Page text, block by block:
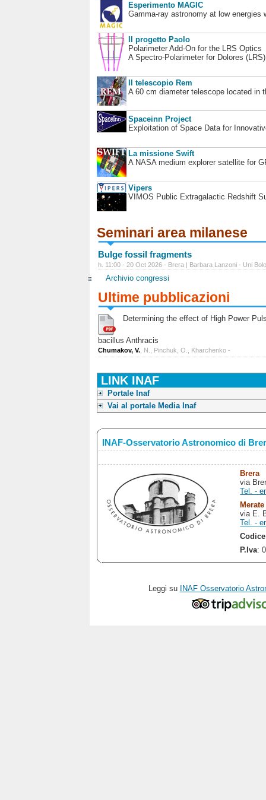
Esperimento MAGIC
Gamma-ray astronomy at low energies
Il progetto Paolo
Polarimeter Add-On for the LRS Optics
A Spectro-Polarimeter for Dolores
Il telescopio Rem
A 60 cm diameter telescope located in
Spaceinn Project
Exploitation of Space Data for
La missione Swift
A NASA medium explorer satellite for
Vipers
VIMOS Public Extragalactic Redshift
Seminari area milanese
Bulge fossil fragments
h. 11:00 - 20 Oct 2026 - Brera | Barbara Lanzoni - Uni
Archivio congressi
Ultime pubblicazioni
Determining the effect of High Power
bacillus Anthracis
Chumakov, V. , N., Pinchuk, O., Kharchenko -
LINK INAF
Portale Inaf
Vai al portale Media Inaf
INAF-Osservatorio Astronomico di
Brera
via
Tel. -
Merate
via E.
Tel. -
P.Iva:
Leggi su INAF Osservatorio